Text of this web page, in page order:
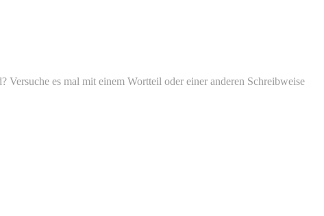
Versuche es mal mit einem Wortteil oder einer anderen Schreibweise